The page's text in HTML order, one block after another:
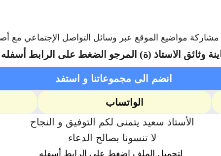
مشاركة مواضيع الموقع عبر وسائل التواصل الإجتماعي مع
وثائق الاستاذ (ة) المرجو الضغط على الرابط
انضم الى مجموعاتنا و استفد
الواتساب
الأستاذ سعيد يتمنى لكم التوفيق و النجاح
لا تنسونا بصالح الدعاء
لتحميل الملف اضغط على الرابط أسفله